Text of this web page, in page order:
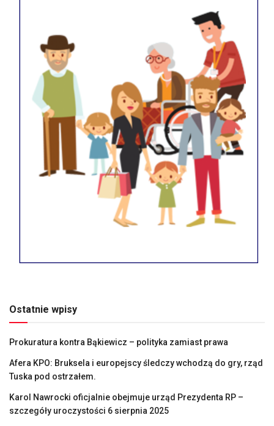
Ostatnie wpisy
Prokuratura kontra Bąkiewicz – polityka zamiast prawa
Afera KPO: Bruksela i europejscy śledczy wchodzą do gry, rząd
Tuska pod ostrzałem.
Karol Nawrocki oficjalnie obejmuje urząd Prezydenta RP –
szczegóły uroczystości 6 sierpnia 2025